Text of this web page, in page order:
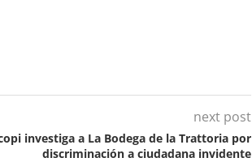
next post
investiga a La Bodega de la Trattoria por
discriminación a ciudadana invidente